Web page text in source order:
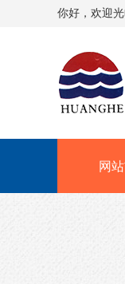
你好，欢迎
网